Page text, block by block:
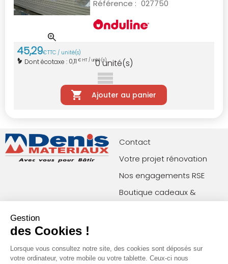
Référence : 027750
45,29€TTC / unité(s)
Dont écotaxe : 0,11 € HT / unité(s)
0unité(s)
Ajouter au panier
Contact
Votre projet rénovation
Nos engagements RSE
Boutique cadeaux &
Gestion
des Cookies !
Lorsque vous consultez notre site, des cookies sont déposés sur
votre ordinateur, votre mobile ou votre tablette. Ceux-ci nous